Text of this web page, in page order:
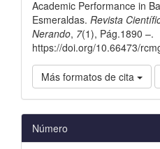
Academic Performance in
Esmeraldas. Revista
Nerando, 7(1), Pág.1890 –.
https://doi.org/10.66473/
Más formatos de cita
Número